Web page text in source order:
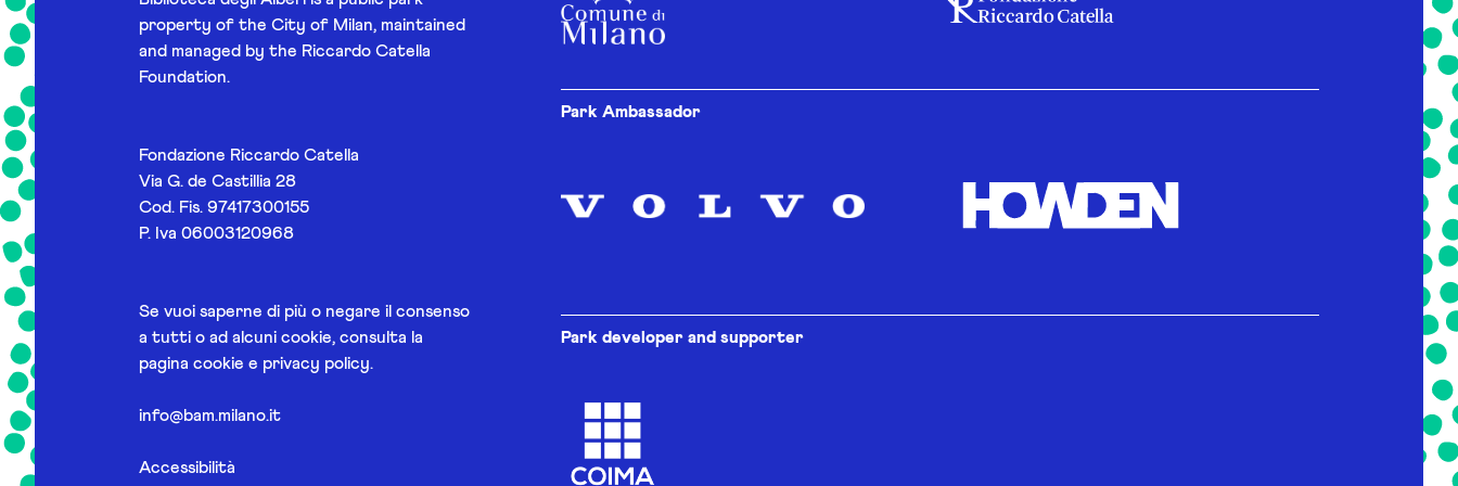
property of the City of Milan, maintained
and managed by the Riccardo Catella
Foundation.
Fondazione Riccardo Catella
Via G. de Castillia 28
Cod. Fis. 97417300155
P. Iva 06003120968
Se vuoi saperne di più o negare il consenso
a tutti o ad alcuni cookie, consulta la
pagina cookie e privacy policy.
info@bam.milano.it
Accessibilità
Park Ambassador
Park developer and supporter